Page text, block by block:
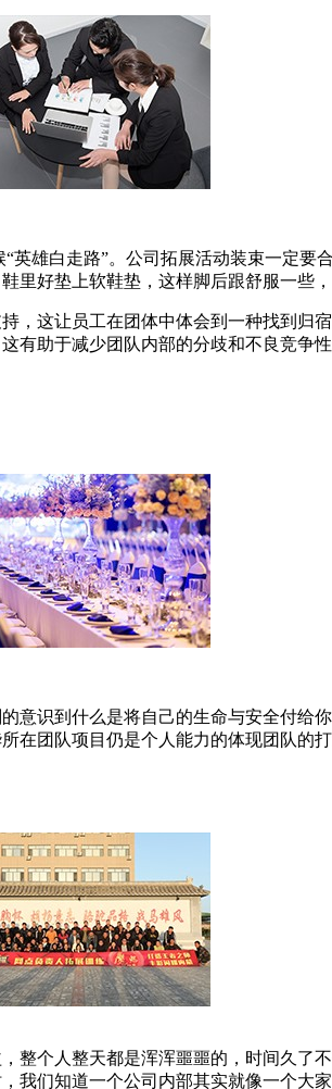
雄白走路”。公司拓展活动装束一定要
好垫上软鞋垫，这样脚后跟舒服一些
这让员工在团体中体会到一种找到归
有助于减少团队内部的分歧和不良竞争
识到什么是将自己的生命与安全付给
团队项目仍是个人能力的体现团队的
个人整天都是浑浑噩噩的，时间久了
们知道一个公司内部其实就像一个大